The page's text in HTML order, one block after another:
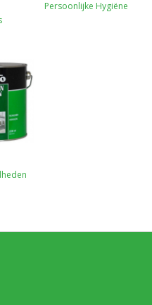
Persoonlijke Hygiëne